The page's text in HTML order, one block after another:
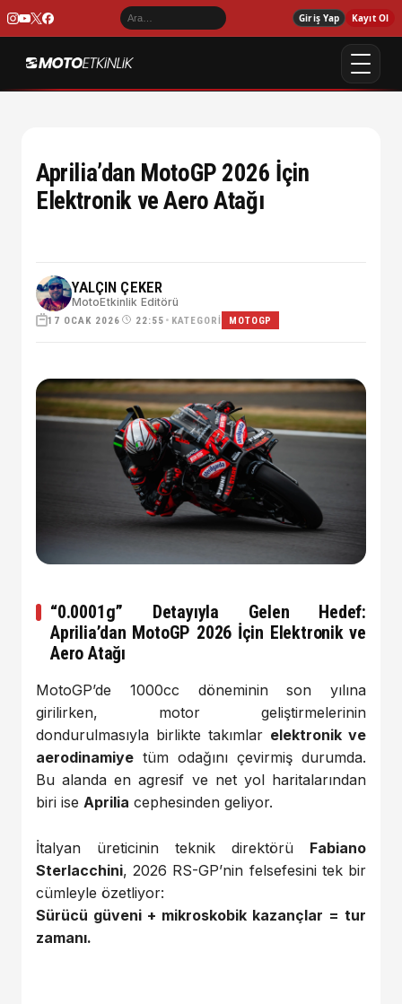
Giriş Yap Kayıt Ol
Aprilia’dan MotoGP 2026 İçin
Elektronik ve Aero Atağı
YALÇIN ÇEKER
MotoEtkinlik Editörü
17 OCAK 2026 22:55 • KATEGORI MOTOGP
“0.0001g” Detayıyla Gelen Hedef:
Aprilia’dan MotoGP 2026 İçin Elektronik ve
Aero Atağı
MotoGP’de 1000cc döneminin son yılına
girilirken, motor geliştirmelerinin
dondurulmasıyla birlikte takımlar elektronik ve
aerodinamiye tüm odağını çevirmiş durumda.
Bu alanda en agresif ve net yol haritalarından
biri ise Aprilia cephesinden geliyor.
İtalyan üreticinin teknik direktörü Fabiano
Sterlacchini, 2026 RS-GP’nin felsefesini tek bir
cümleyle özetliyor:
Sürücü güveni + mikroskobik kazançlar = tur
zamanı.